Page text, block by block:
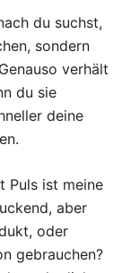
du suchst,
sondern
verhält
du sie
deine
Puls ist meine
aber
oder
gebrauchen?